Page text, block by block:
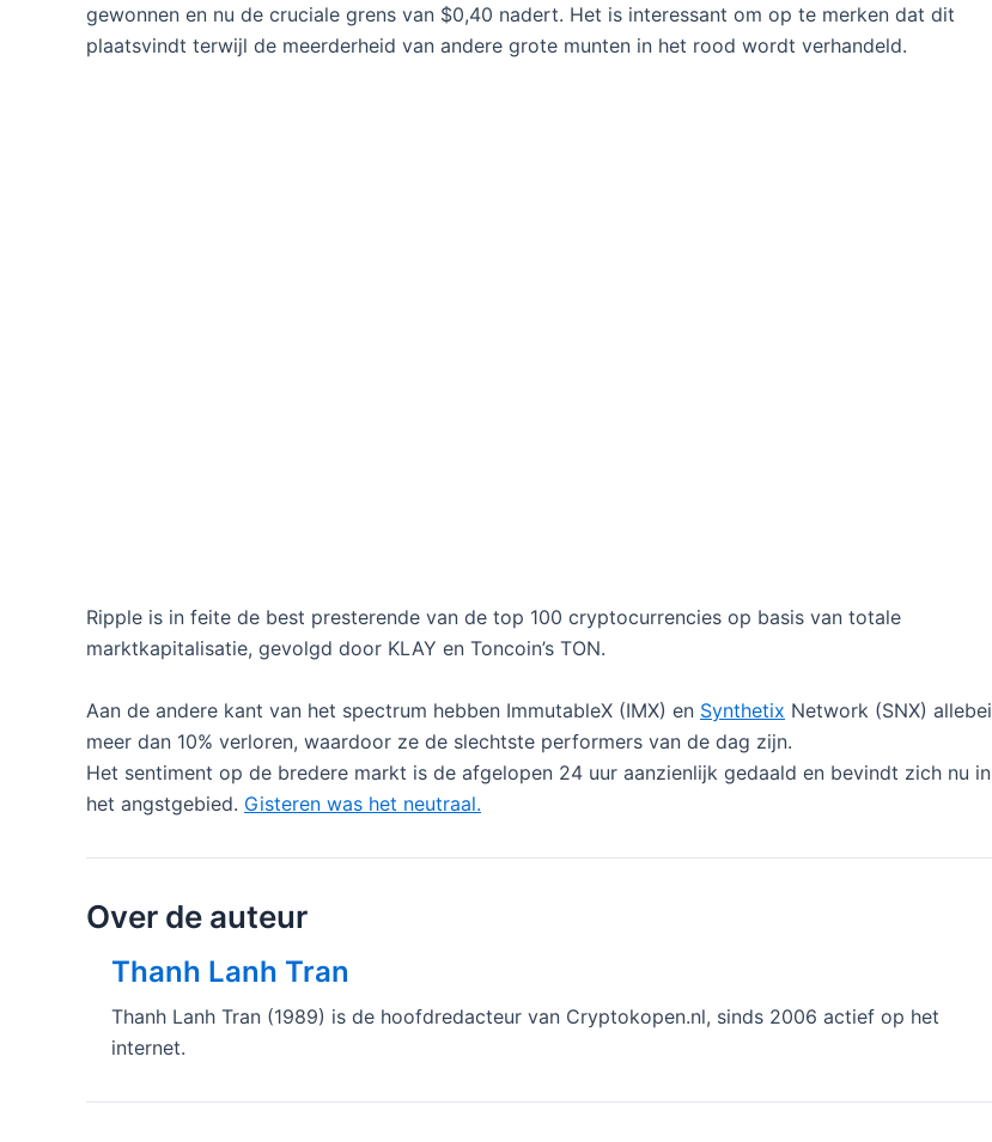
gewonnen en nu de cruciale grens van $0,40 nadert. Het is interessant om op te merken dat dit
plaatsvindt terwijl de meerderheid van andere grote munten in het rood wordt verhandeld.
Ripple is in feite de best presterende van de top 100 cryptocurrencies op basis van totale
marktkapitalisatie, gevolgd door KLAY en Toncoin’s TON.
Aan de andere kant van het spectrum hebben ImmutableX (IMX) en Synthetix Network (SNX) allebei
meer dan 10% verloren, waardoor ze de slechtste performers van de dag zijn.
Het sentiment op de bredere markt is de afgelopen 24 uur aanzienlijk gedaald en bevindt zich nu in
het angstgebied. Gisteren was het neutraal.
Over de auteur
Thanh Lanh Tran
Thanh Lanh Tran (1989) is de hoofdredacteur van Cryptokopen.nl, sinds 2006 actief op het
internet.